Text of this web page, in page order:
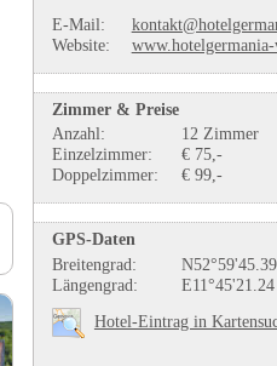
E-Mail:
Website:
Zimmer & Preise
Anzahl:
12 Zimmer
Einzelzimmer:
€ 75,-
Doppelzimmer:
€ 99,-
GPS-Daten
Breitengrad:
N52°59'45.39
Längengrad:
E11°45'21.24
Hotel-Eintrag in
Campinglatz Hartensbergsee